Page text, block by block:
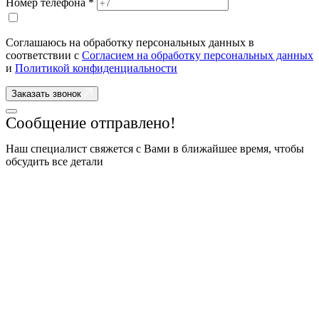
Номер телефона *
Соглашаюсь на обработку персональных данных в
соответствии с Согласием на обработку персональных данных
и Политикой конфиденциальности
Заказать звонок
Сообщение отправлено!
Наш специалист свяжется с Вами в ближайшее время, чтобы
обсудить все детали